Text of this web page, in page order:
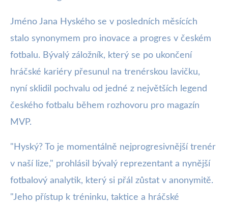
Jan Hyský: Nejprogresivnější
trenér v české lize, říká legenda
25. 2. 2026 · 3 min čtení · Autor: Kristián Valenta
Jméno Jana Hyského se v posledních měsících
stalo synonymem pro inovace a progres v českém
fotbalu. Bývalý záložník, který se po ukončení
hráčské kariéry přesunul na trenérskou lavičku,
nyní sklidil pochvalu od jedné z největších legend
českého fotbalu během rozhovoru pro magazín
MVP.
"Hyský? To je momentálně nejprogresivnější trenér
v naší lize," prohlásil bývalý reprezentant a nynější
fotbalový analytik, který si přál zůstat v anonymitě.
"Jeho přístup k tréninku, taktice a hráčské